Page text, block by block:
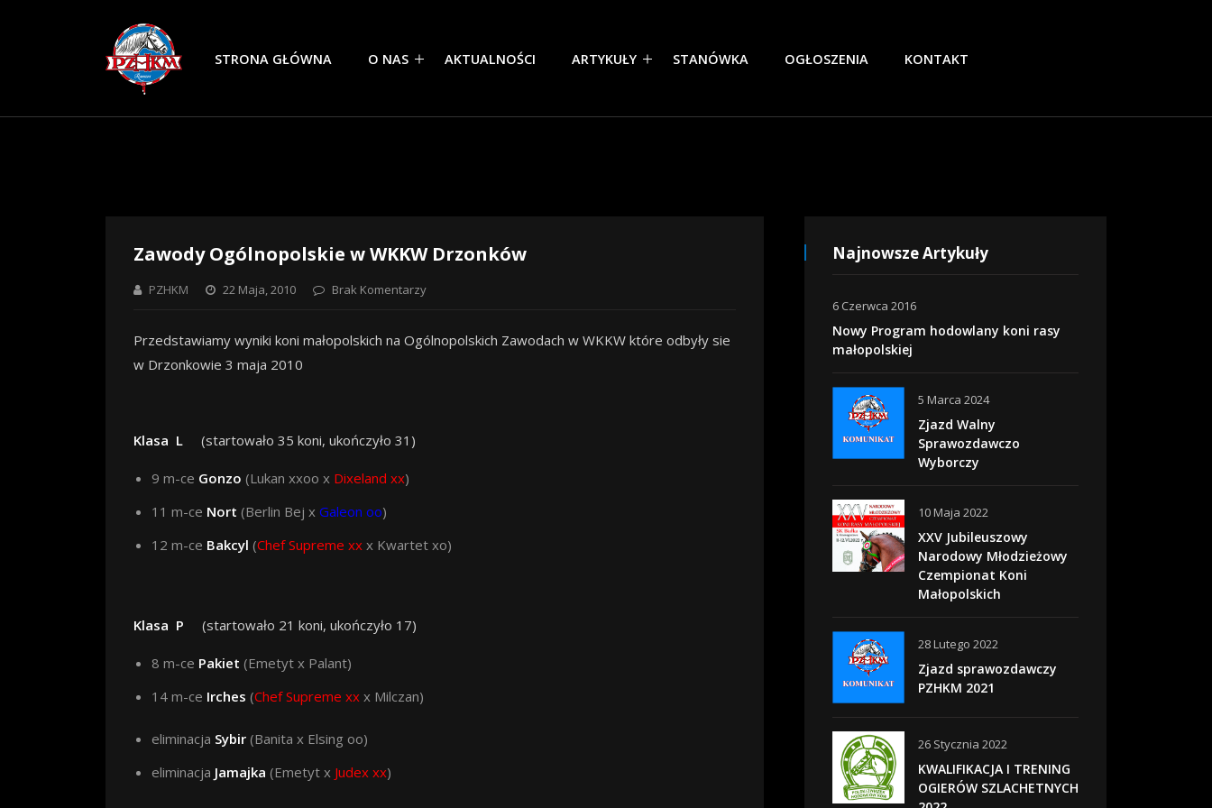
STRONA GŁÓWNA O NAS AKTUALNOŚCI ARTYKUŁY STANÓWKA OGŁOSZENIA KONTAKT
Zawody Ogólnopolskie w WKKW Drzonków
PZHKM 22 Maja, 2010 Brak Komentarzy
Przedstawiamy wyniki koni małopolskich na Ogólnopolskich Zawodach w WKKW które odbyły sie
w Drzonkowie 3 maja 2010
Klasa L (startowało 35 koni, ukończyło 31)
9 m-ce Gonzo (Lukan xxoo x Dixeland xx)
11 m-ce Nort (Berlin Bej x Galeon oo)
12 m-ce Bakcyl (Chef Supreme xx x Kwartet xo)
Klasa P (startowało 21 koni, ukończyło 17)
8 m-ce Pakiet (Emetyt x Palant)
14 m-ce Irches (Chef Supreme xx x Milczan)
eliminacja Sybir (Banita x Elsing oo)
eliminacja Jamajka (Emetyt x Judex xx)
Najnowsze Artykuły
6 Czerwca 2016
Nowy Program hodowlany koni rasy
małopolskiej
5 Marca 2024
Zjazd Walny
Sprawozdawczo
Wyborczy
10 Maja 2022
XXV Jubileuszowy
Narodowy Młodzieżowy
Czempionat Koni
Małopolskich
28 Lutego 2022
Zjazd sprawozdawczy
PZHKM 2021
26 Stycznia 2022
KWALIFIKACJA I TRENING
OGIERÓW SZLACHETNYCH